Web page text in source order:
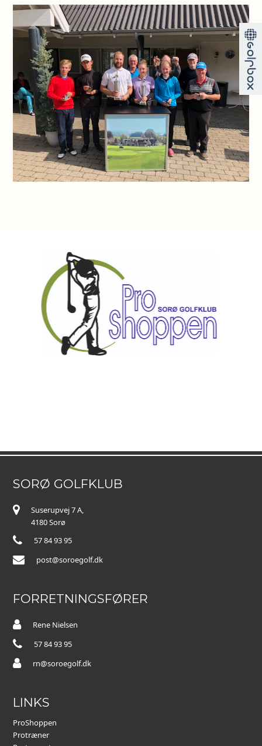
SORØ GOLFKLUB
Suserupvej 7 A,
4180 Sorø
57 84 93 95
post@soroegolf.dk
FORRETNINGSFØRER
Rene Nielsen
57 84 93 95
rn@soroegolf.dk
LINKS
ProShoppen
Protræner